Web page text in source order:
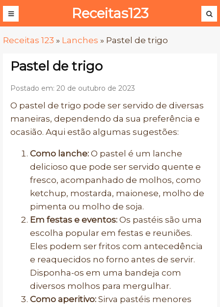
Receitas123
Receitas 123 » Lanches » Pastel de trigo
Pastel de trigo
Postado em: 20 de outubro de 2023
O pastel de trigo pode ser servido de diversas
maneiras, dependendo da sua preferência e
ocasião. Aqui estão algumas sugestões:
Como lanche: O pastel é um lanche
delicioso que pode ser servido quente e
fresco, acompanhado de molhos, como
ketchup, mostarda, maionese, molho de
pimenta ou molho de soja.
Em festas e eventos: Os pastéis são uma
escolha popular em festas e reuniões.
Eles podem ser fritos com antecedência
e reaquecidos no forno antes de servir.
Disponha-os em uma bandeja com
diversos molhos para mergulhar.
Como aperitivo: Sirva pastéis menores